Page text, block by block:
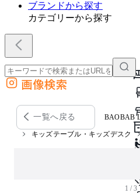
ブランドから探す
カテゴリーから探す
外部サイトの商品をカートに追加
他のサイトで見つけた商品ページのURLを貼り付け
画像検索
一覧へ戻る BAOBAB
キッズテーブル・キッズデスク
1 / 3